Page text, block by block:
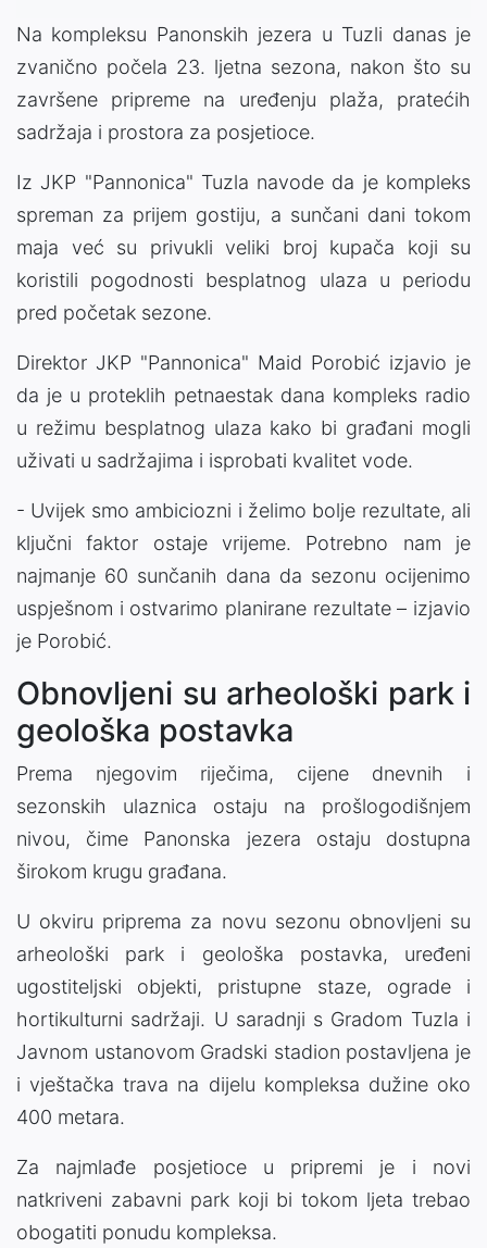
Na kompleksu Panonskih jezera u Tuzli danas je
zvanično počela 23. ljetna sezona, nakon što su
završene pripreme na uređenju plaža, pratećih
sadržaja i prostora za posjetioce.
Iz JKP "Pannonica" Tuzla navode da je kompleks
spreman za prijem gostiju, a sunčani dani tokom
maja već su privukli veliki broj kupača koji su
koristili pogodnosti besplatnog ulaza u periodu
pred početak sezone.
Direktor JKP "Pannonica" Maid Porobić izjavio je
da je u proteklih petnaestak dana kompleks radio
u režimu besplatnog ulaza kako bi građani mogli
uživati u sadržajima i isprobati kvalitet vode.
- Uvijek smo ambiciozni i želimo bolje rezultate, ali
ključni faktor ostaje vrijeme. Potrebno nam je
najmanje 60 sunčanih dana da sezonu ocijenimo
uspješnom i ostvarimo planirane rezultate – izjavio
je Porobić.
Obnovljeni su arheološki park i
geološka postavka
Prema njegovim riječima, cijene dnevnih i
sezonskih ulaznica ostaju na prošlogodišnjem
nivou, čime Panonska jezera ostaju dostupna
širokom krugu građana.
U okviru priprema za novu sezonu obnovljeni su
arheološki park i geološka postavka, uređeni
ugostiteljski objekti, pristupne staze, ograde i
hortikulturni sadržaji. U saradnji s Gradom Tuzla i
Javnom ustanovom Gradski stadion postavljena je
i vještačka trava na dijelu kompleksa dužine oko
400 metara.
Za najmlađe posjetioce u pripremi je i novi
natkriveni zabavni park koji bi tokom ljeta trebao
obogatiti ponudu kompleksa.